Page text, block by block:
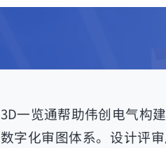
3D一览通帮助伟创电气
数字化审图体系。设计评